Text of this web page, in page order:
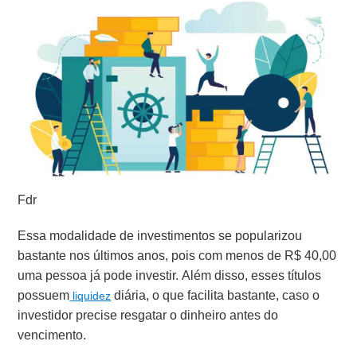
Fdr
Essa modalidade de investimentos se popularizou
bastante nos últimos anos, pois com menos de R$ 40,00
uma pessoa já pode investir. Além disso, esses títulos
possuem liquidez diária, o que facilita bastante, caso o
investidor precise resgatar o dinheiro antes do
vencimento.